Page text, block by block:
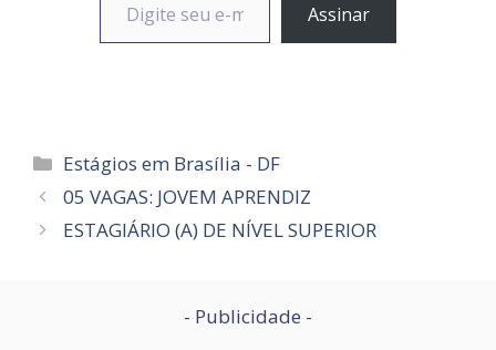
Assinar
Categorias
Estágios em Brasília - DF
05 VAGAS: JOVEM APRENDIZ
ESTAGIÁRIO (A) DE NÍVEL SUPERIOR
- Publicidade -